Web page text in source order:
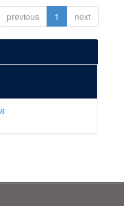
previous 1 next